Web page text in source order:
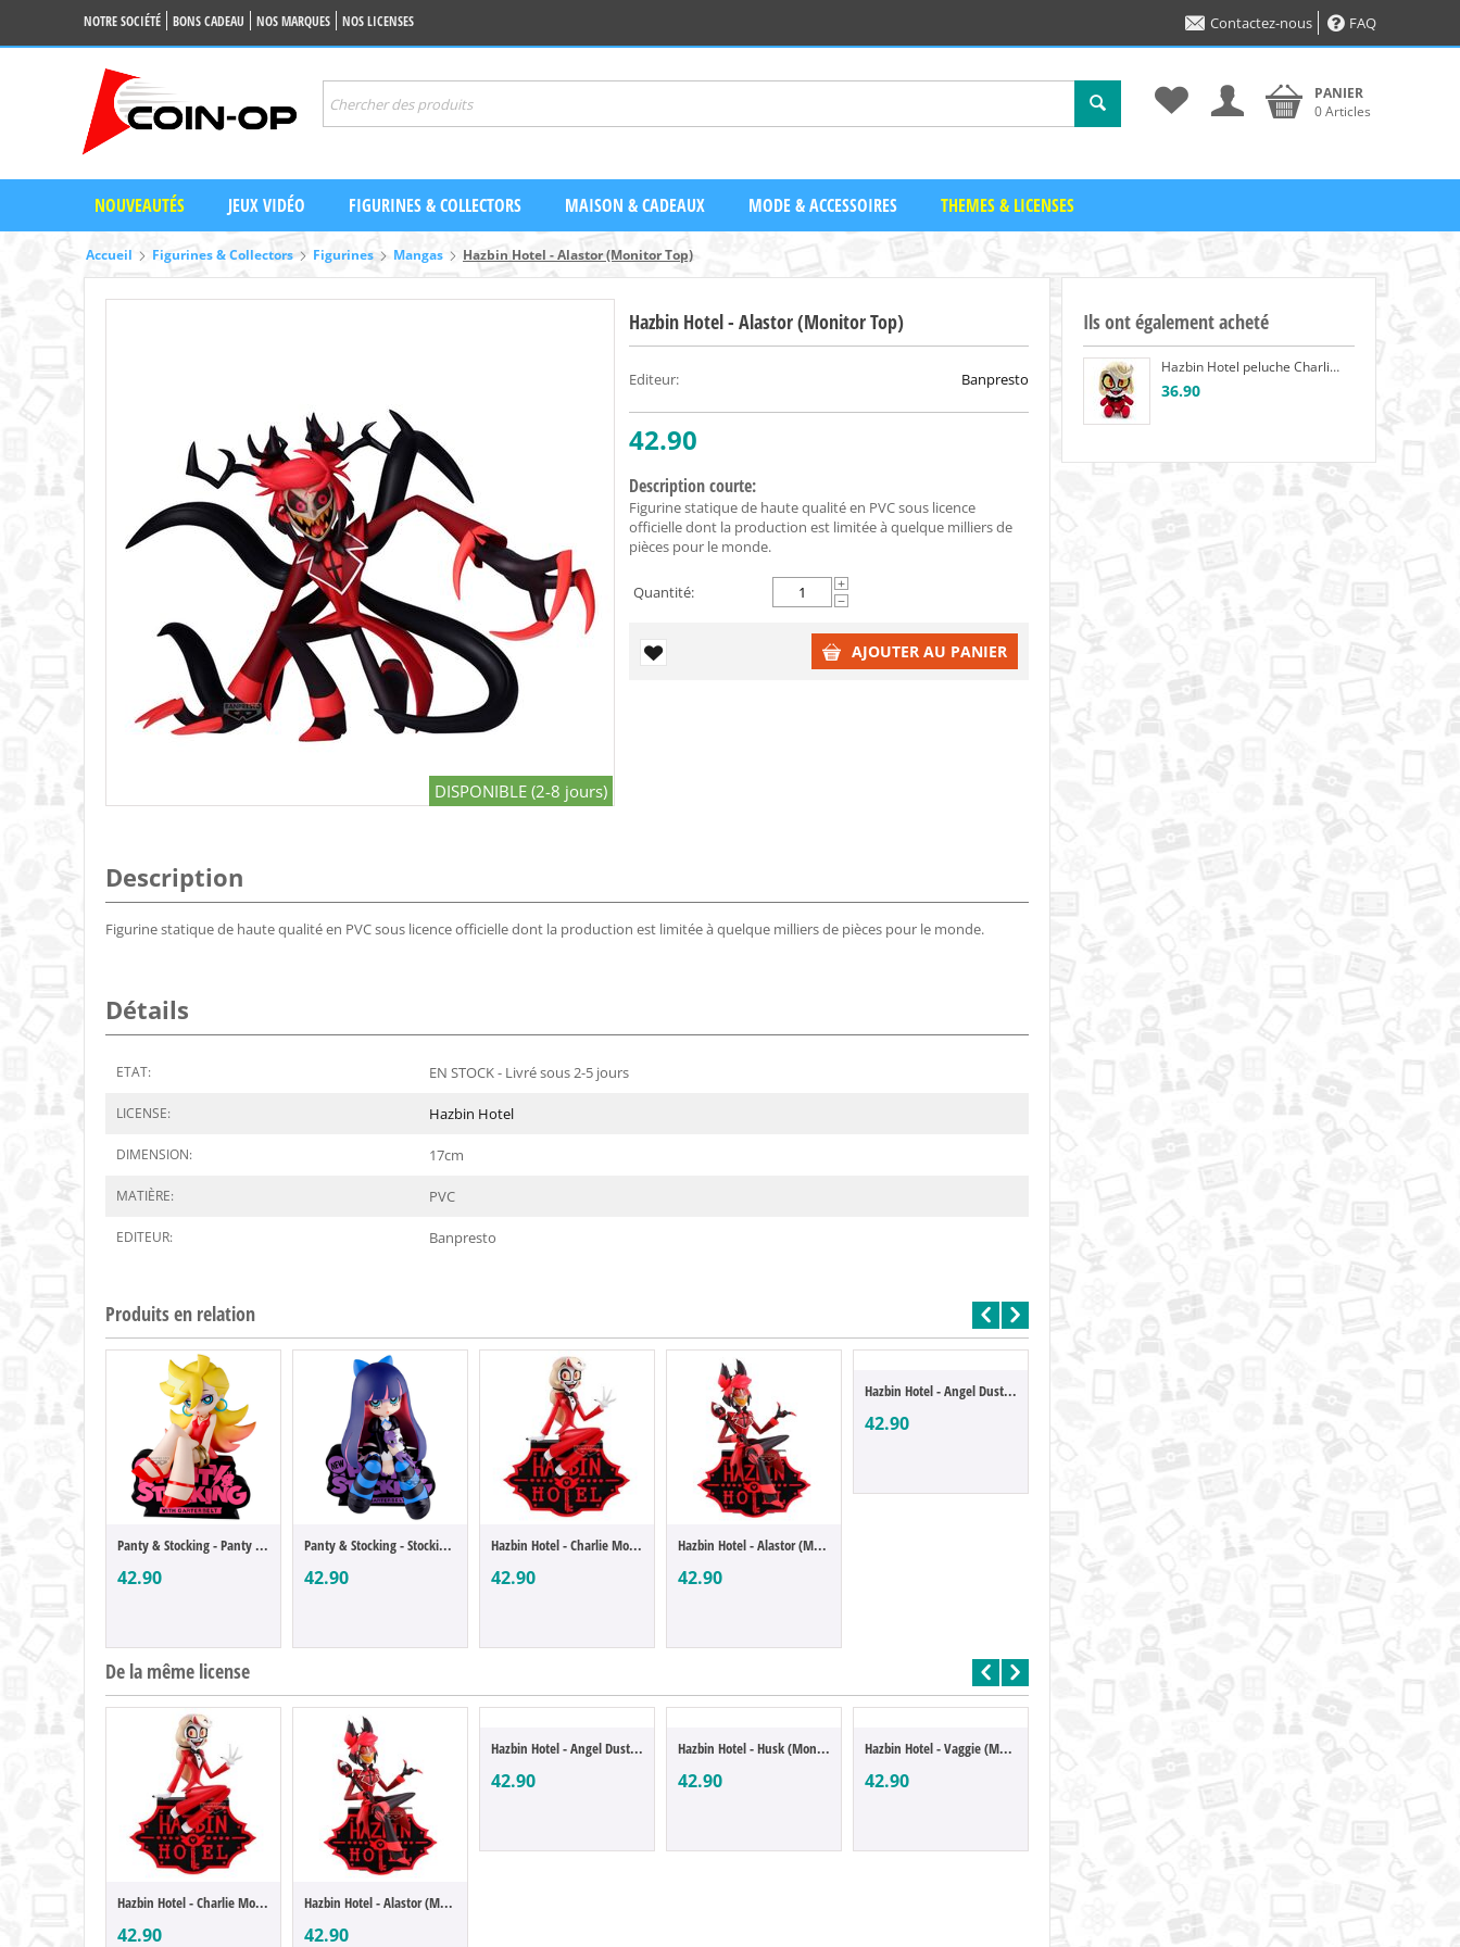
NOTRE SOCIÉTÉ BONS CADEAU NOS MARQUES NOS LICENSES Contactez-nous FAQ
PANIER
0 Articles
NOUVEAUTÉS JEUX VIDÉO FIGURINES & COLLECTORS MAISON & CADEAUX MODE & ACCESSOIRES THEMES & LICENSES
Accueil Figurines & Collectors Figurines Mangas Hazbin Hotel - Alastor (Monitor Top)
DISPONIBLE (2-8 jours)
Hazbin Hotel - Alastor (Monitor Top)
Editeur: Banpresto
42.90
Description courte:
Figurine statique de haute qualité en PVC sous licence
officielle dont la production est limitée à quelque milliers de
pièces pour le monde.
Quantité:
+
−
AJOUTER AU PANIER
Description
Figurine statique de haute qualité en PVC sous licence officielle dont la production est limitée à quelque milliers de pièces pour le monde.
Détails
ETAT: EN STOCK - Livré sous 2-5 jours
LICENSE: Hazbin Hotel
DIMENSION: 17cm
MATIÈRE: PVC
EDITEUR: Banpresto
Produits en relation
Panty & Stocking - Panty Anarchy (Monitor...
42.90
Panty & Stocking - Stocking Anarchy (Moni...
42.90
Hazbin Hotel - Charlie Morningstar (Monit...
42.90
Hazbin Hotel - Alastor (Monitor Top)
42.90
Hazbin Hotel - Angel Dust (Monitor Top)
42.90
42.90
De la même license
Hazbin Hotel - Charlie Morningstar (Monit...
42.90
Hazbin Hotel - Alastor (Monitor Top)
42.90
Hazbin Hotel - Angel Dust (Monitor Top)
42.90
Hazbin Hotel - Husk (Monitor Top)
42.90
Hazbin Hotel - Vaggie (Monitor Top)
42.90
36.90 36.90
Ils ont également acheté
Hazbin Hotel peluche Charlie Morningstar 22 cm
36.90